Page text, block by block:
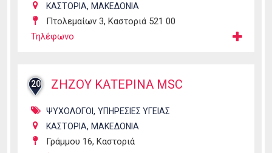
ΚΑΣΤΟΡΙΑ, ΜΑΚΕΔΟΝΙΑ
Πτολεμαίων 3, Καστοριά 521 00
Τηλέφωνο
20 ΖΗΖΟΥ ΚΑΤΕΡΙΝΑ MSC
ΨΥΧΟΛΟΓΟΙ , ΥΠΗΡΕΣΙΕΣ ΥΓΕΙΑΣ
ΚΑΣΤΟΡΙΑ, ΜΑΚΕΔΟΝΙΑ
Γράμμου 16, Καστοριά